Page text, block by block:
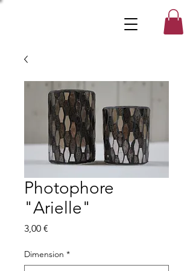
Photophore
"Arielle"
3,00 €
Dimension *